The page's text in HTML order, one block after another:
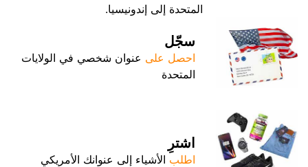
المتحدة إلى إندونيسيا.
سجّل
احصل على عنوان شخصي في الولايات
المتحدة
اشترِ
اطلب الأشياء إلى عنوانك الأمريكي